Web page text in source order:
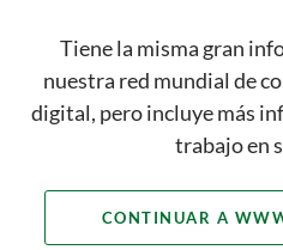
experiencia y
directamente a
Tiene la misma gran
nuestra red mundial de
digital, pero incluye más
trabajo en
CONTINUAR A